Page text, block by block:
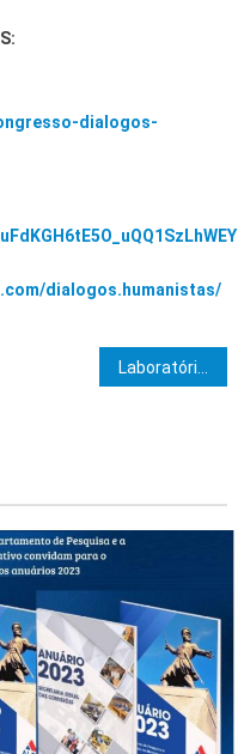
dialogos-
dialogos.humanistas/